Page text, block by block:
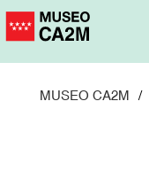
Pasar
MUSEO CA2M